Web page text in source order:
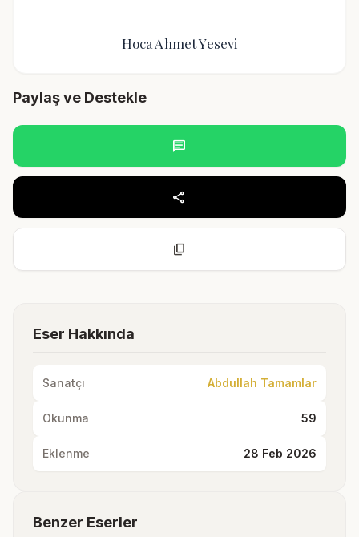
Hoca Ahmet Yesevi
Paylaş ve Destekle
chat
share
content_copy
Eser Hakkında
Sanatçı Abdullah Tamamlar
Okunma 59
Eklenme 28 Feb 2026
Benzer Eserler